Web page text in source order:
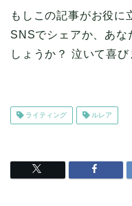
もしこの記事がお役に
SNSでシェアか、あな
しょうか？ 泣いて喜び
ライティング ルレア